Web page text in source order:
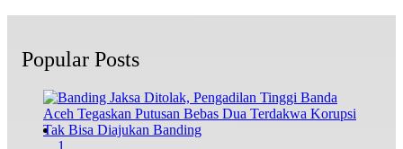
Popular Posts
1